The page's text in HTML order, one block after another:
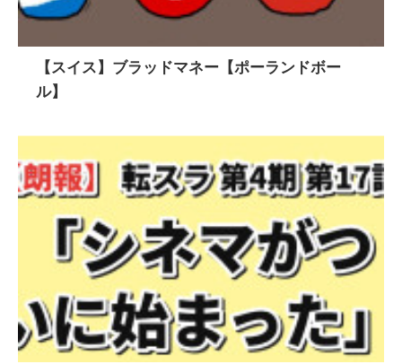
【スイス】ブラッドマネー【ポーランドボー
ル】